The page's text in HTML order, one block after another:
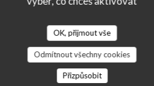
OK, přijmout vše
Odmítnout všechny cookies
Přizpůsobit
zákazníků
/5 Kvalita / Cena